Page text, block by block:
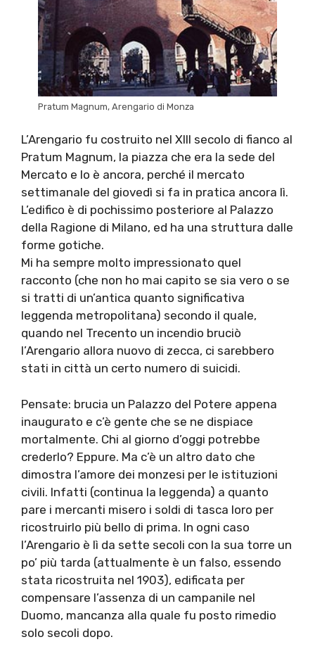
Pratum Magnum, Arengario di Monza
L’Arengario fu costruito nel XIII secolo di fianco al
Pratum Magnum, la piazza che era la sede del
Mercato e lo è ancora, perché il mercato
settimanale del giovedì si fa in pratica ancora lì.
L’edifico è di pochissimo posteriore al Palazzo
della Ragione di Milano, ed ha una struttura dalle
forme gotiche.
Mi ha sempre molto impressionato quel
racconto (che non ho mai capito se sia vero o se
si tratti di un’antica quanto significativa
leggenda metropolitana) secondo il quale,
quando nel Trecento un incendio bruciò
l’Arengario allora nuovo di zecca, ci sarebbero
stati in città un certo numero di suicidi.
Pensate: brucia un Palazzo del Potere appena
inaugurato e c’è gente che se ne dispiace
mortalmente. Chi al giorno d’oggi potrebbe
crederlo? Eppure. Ma c’è un altro dato che
dimostra l’amore dei monzesi per le istituzioni
civili. Infatti (continua la leggenda) a quanto
pare i mercanti misero i soldi di tasca loro per
ricostruirlo più bello di prima. In ogni caso
l’Arengario è lì da sette secoli con la sua torre un
po’ più tarda (attualmente è un falso, essendo
stata ricostruita nel 1903), edificata per
compensare l’assenza di un campanile nel
Duomo, mancanza alla quale fu posto rimedio
solo secoli dopo.